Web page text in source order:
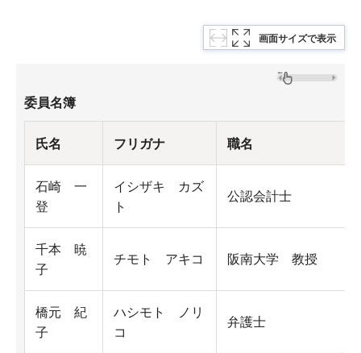
画面サイズで表示
委員名簿
氏名 フリガナ 職名
石崎 一
登
イシザキ カズ
ト
公認会計士
千本 暁
子
チモト アキコ 阪南大学 教授
橋元 紀
子
ハシモト ノリ
コ
弁護士